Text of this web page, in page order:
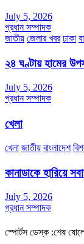
July 5, 2026
প্রধান সম্পাদক
জাতীয় জেলার খবর ঢাকা
২৪ ঘণ্টায় হামের
July 5, 2026
প্রধান সম্পাদক
খেলা
খেলা জাতীয় বাংলাদেশ
কানাডাকে হারিয়ে
July 5, 2026
প্রধান সম্পাদক
স্পোর্টস ডেস্ক :শেষ